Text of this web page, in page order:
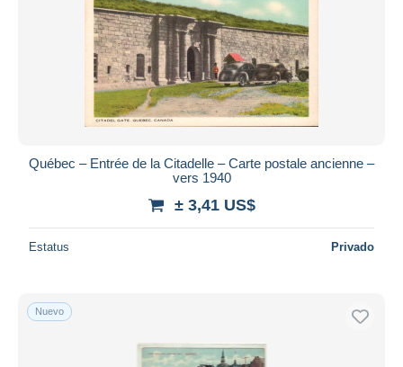
Québec – Entrée de la Citadelle – Carte postale ancienne –
vers 1940
± 3,41 US$
Estatus Privado
Nuevo